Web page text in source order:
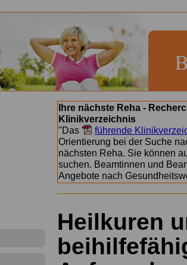
Ihre nächste Reha -
Klinikverzeichnis
"Das
führende
Orientierung bei der Suche
nächsten Reha. Sie können
suchen. Beamtinnen und
Angebote nach
Heilkuren